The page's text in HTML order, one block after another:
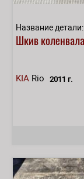
Название детали:
Шкив
KIA Rio 2011 г.